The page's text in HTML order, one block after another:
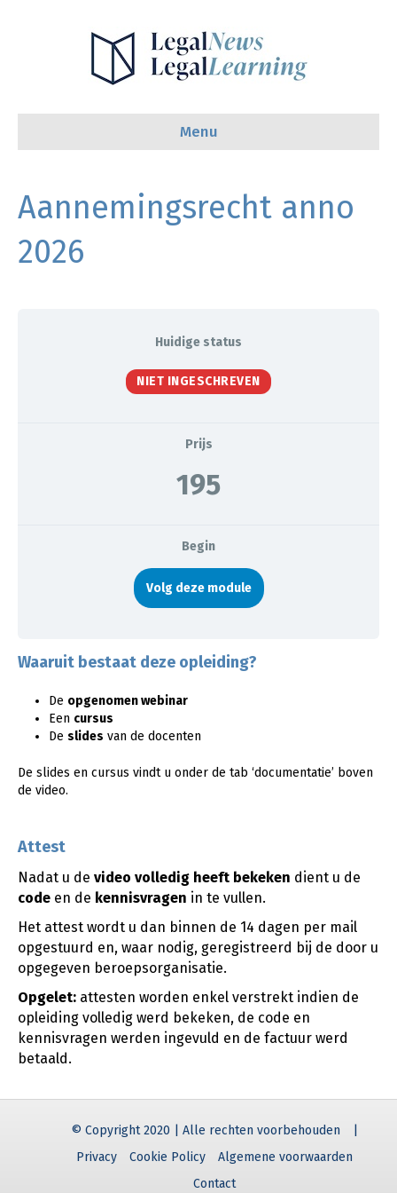
Menu
Aannemingsrecht anno
2026
Huidige status
NIET INGESCHREVEN
Prijs
195
Begin
Volg deze module
Waaruit bestaat deze opleiding?
De opgenomen webinar
Een cursus
De slides van de docenten
De slides en cursus vindt u onder de tab ‘documentatie’ boven
de video.
Attest
Nadat u de video volledig heeft bekeken dient u de
code en de kennisvragen in te vullen.
Het attest wordt u dan binnen de 14 dagen per mail
opgestuurd en, waar nodig, geregistreerd bij de door u
opgegeven beroepsorganisatie.
Opgelet: attesten worden enkel verstrekt indien de
opleiding volledig werd bekeken, de code en
kennisvragen werden ingevuld en de factuur werd
betaald.
© Copyright 2020 | Alle rechten voorbehouden
Privacy
Cookie Policy
Algemene voorwaarden
Contact